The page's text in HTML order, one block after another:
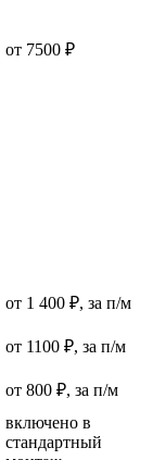
от 7500 ₽
от 1 400 ₽, за п/м
от 1100 ₽, за п/м
от 800 ₽, за п/м
включено в
стандартный